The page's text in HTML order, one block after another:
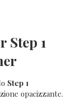
Step 1
Step 1
opacizzante.